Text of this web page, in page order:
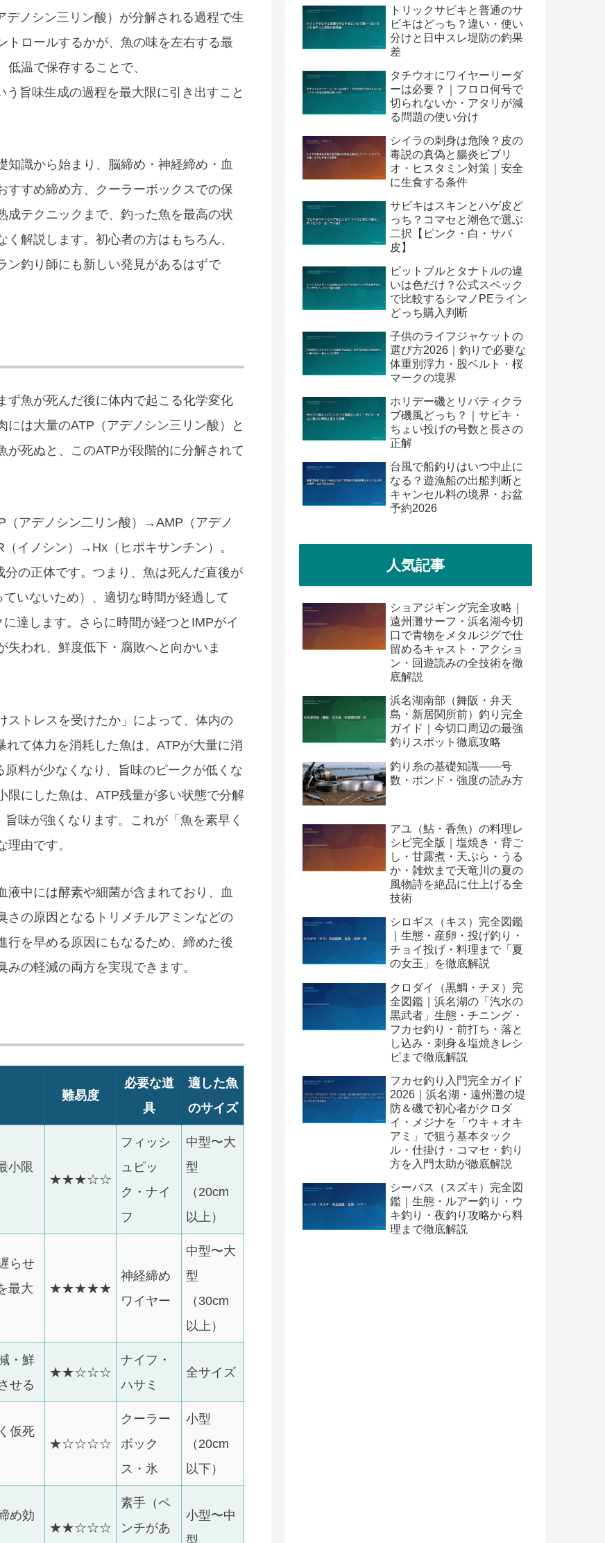
デノシン三リン酸）が分解される過程で生
トロールするかが、魚の味を左右する最
温で保存することで、
旨味生成の過程を最大限に引き出すこと
識から始まり、脳締め・神経締め・血
すすめ締め方、クーラーボックスでの保
成テクニックまで、釣った魚を最高の状
解説します。初心者の方はもちろん、
ン釣り師にも新しい発見があるはずで
ず魚が死んだ後に体内で起こる化学変化
は大量のATP（アデノシン三リン酸）と
死ぬと、このATPが段階的に分解されて
アデノシン二リン酸）→AMP（アデノ
イノシン）→Hx（ヒポキサンチン）。
の正体です。つまり、魚は死んだ直後が
いないため）、適切な時間が経過して
達します。さらに時間が経つとIMPがイ
失われ、鮮度低下・腐敗へと向かいま
ストレスを受けたか」によって、体内の
て体力を消耗した魚は、ATPが大量に消
料が少なくなり、旨味のピークが低くな
限にした魚は、ATP残量が多い状態で分解
味が強くなります。これが「魚を素早く
由です。
液中には酵素や細菌が含まれており、血
さの原因となるトリメチルアミンなどの
行を早める原因にもなるため、締めた後
の軽減の両方を実現できます。
難易度
必要な道
具
適した魚
のサイズ
小限
★★★☆☆
フィッシ
ュピッ
ク・ナイ
フ
中型〜大
型
（20cm
以上）
らせ
最大
★★★★★
神経締め
ワイヤー
中型〜大
型
（30cm
以上）
・鮮
せる
★★☆☆☆
ナイフ・
ハサミ
全サイズ
仮死
★☆☆☆☆
クーラー
ボック
ス・氷
小型
（20cm
以下）
め効
★★☆☆☆
素手（ペ
ンチがあ
小型〜中
トリックサビキと普通のサ
ビキはどっち？違い・使い
分けと日中スレ堤防の釣果
差
タチウオにワイヤーリーダ
ーは必要？｜フロロ何号で
切られないか・アタリが減
る問題の使い分け
シイラの刺身は危険？皮の
毒説の真偽と腸炎ビブリ
オ・ヒスタミン対策｜安全
に生食する条件
サビキはスキンとハゲ皮ど
っち？コマセと潮色で選ぶ
二択【ピンク・白・サバ
皮】
ピットブルとタナトルの違
いは色だけ？公式スペック
で比較するシマノPEライン
どっち購入判断
子供のライフジャケットの
選び方2026｜釣りで必要な
体重別浮力・股ベルト・桜
マークの境界
ホリデー磯とリバティクラ
ブ磯風どっち？｜サビキ・
ちょい投げの号数と長さの
正解
台風で船釣りはいつ中止に
なる？遊漁船の出船判断と
キャンセル料の境界・お盆
予約2026
人気記事
ショアジギング完全攻略｜
遠州灘サーフ・浜名湖今切
口で青物をメタルジグで仕
留めるキャスト・アクショ
ン・回遊読みの全技術を徹
底解説
浜名湖南部（舞阪・弁天
島・新居関所前）釣り完全
ガイド｜今切口周辺の最強
釣りスポット徹底攻略
釣り糸の基礎知識——号
数・ポンド・強度の読み方
アユ（鮎・香魚）の料理レ
シピ完全版｜塩焼き・背ご
し・甘露煮・天ぷら・うる
か・雑炊まで天竜川の夏の
風物詩を絶品に仕上げる全
技術
シロギス（キス）完全図鑑
｜生態・産卵・投げ釣り・
チョイ投げ・料理まで「夏
の女王」を徹底解説
クロダイ（黒鯛・チヌ）完
全図鑑｜浜名湖の「汽水の
黒武者」生態・チニング・
フカセ釣り・前打ち・落と
し込み・刺身＆塩焼きレシ
ピまで徹底解説
フカセ釣り入門完全ガイド
2026｜浜名湖・遠州灘の堤
防＆磯で初心者がクロダ
イ・メジナを「ウキ＋オキ
アミ」で狙う基本タック
ル・仕掛け・コマセ・釣り
方を入門太助が徹底解説
シーバス（スズキ）完全図
鑑｜生態・ルアー釣り・ウ
キ釣り・夜釣り攻略から料
理まで徹底解説